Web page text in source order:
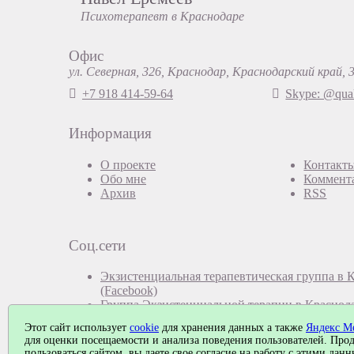
Психотерапевт в Краснодаре
Офис
ул. Северная, 326, Краснодар, Краснодарский край,
+7 918 414-59-64
Skype:
Информация
О проекте
Обо мне
Архив
RSS
Соц.сети
Экзистенциальная терапевтическая группа в
(Facebook)
Группа Экзистенциальной терапии в
Этот сайт использует cookie для хранения данных а также Яндекс
для оценки посещаемости и анализа поведения пользователей.